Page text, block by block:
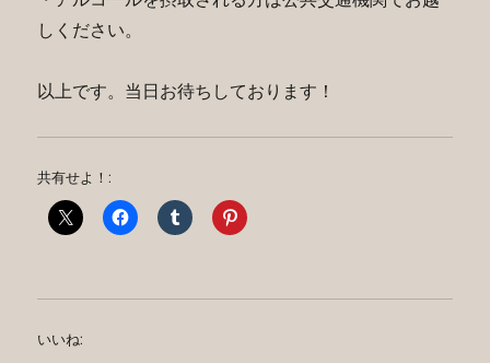
しください。
以上です。当日お待ちしております！
共有せよ！:
いいね: